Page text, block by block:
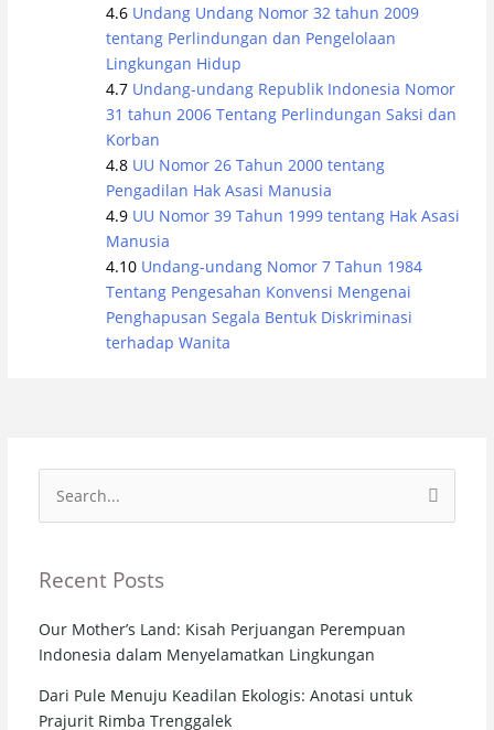
Undang Undang Nomor 32 tahun 2009
tentang Perlindungan dan Pengelolaan
Lingkungan Hidup
Undang-undang Republik Indonesia Nomor
31 tahun 2006 Tentang Perlindungan Saksi dan
Korban
UU Nomor 26 Tahun 2000 tentang
Pengadilan Hak Asasi Manusia
UU Nomor 39 Tahun 1999 tentang Hak Asasi
Manusia
Undang-undang Nomor 7 Tahun 1984
Tentang Pengesahan Konvensi Mengenai
Penghapusan Segala Bentuk Diskriminasi
terhadap Wanita
Search
for:
Recent Posts
Our Mother’s Land: Kisah Perjuangan Perempuan
Indonesia dalam Menyelamatkan Lingkungan
Dari Pule Menuju Keadilan Ekologis: Anotasi untuk
Prajurit Rimba Trenggalek